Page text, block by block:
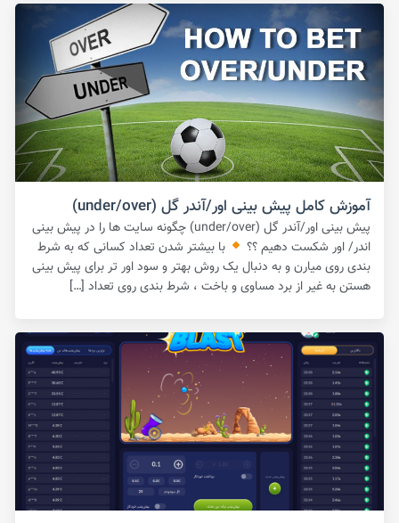
آموزش کامل پیش بینی اور/آندر گل (under/over)
پیش بینی اور/آندر گل (under/over) چگونه سایت ها را در پیش بینی
اندر/ اور شکست دهیم ؟؟
با بیشتر شدن تعداد کسانی که به شرط
بندی روی میارن و به دنبال یک روش بهتر و سود اور تر برای پیش بینی
هستن به غیر از برد مساوی و باخت ، شرط بندی روی تعداد […]